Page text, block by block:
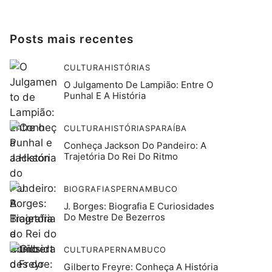
Posts mais recentes
CULTURAHISTÓRIAS
O Julgamento De Lampião: Entre O
Punhal E A História
CULTURAHISTÓRIASPARAÍBA
Conheça Jackson Do Pandeiro: A
Trajetória Do Rei Do Ritmo
BIOGRAFIASPERNAMBUCO
J. Borges: Biografia E Curiosidades
Do Mestre De Bezerros
CULTURAPERNAMBUCO
Gilberto Freyre: Conheça A História